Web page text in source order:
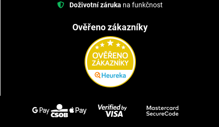
Doživotní záruka na funkčnost
Ověřeno zákazníky